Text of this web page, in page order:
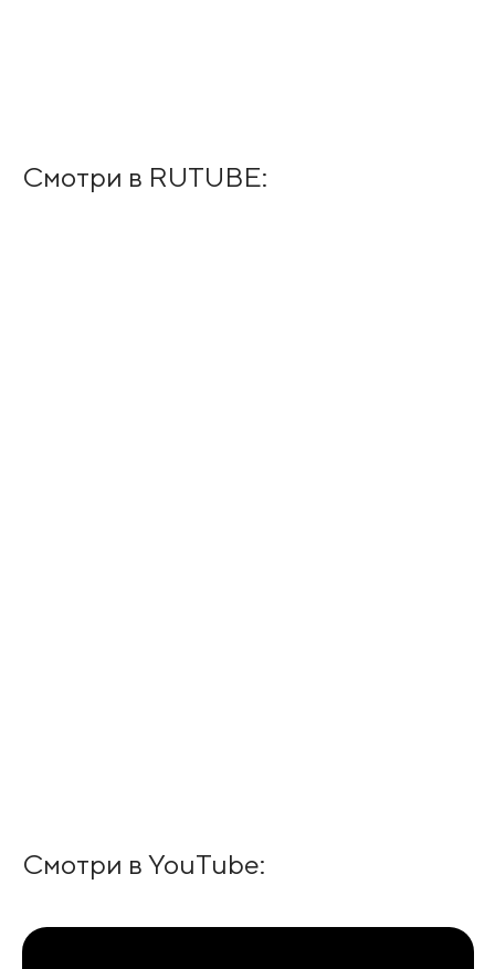
Смотри в RUTUBE:
Смотри в YouTube: